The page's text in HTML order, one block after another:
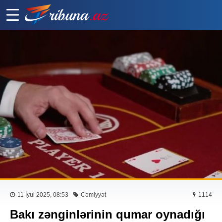
11 İyul 2025, 08:53 Cəmiyyət 1114
Bakı zənginlərinin qumar oynadığı